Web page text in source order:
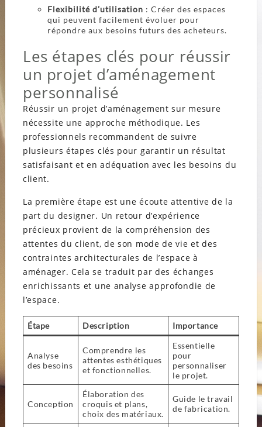
Flexibilité d’utilisation : Créer des espaces
qui peuvent facilement évoluer pour
répondre aux besoins futurs des acheteurs.
Les étapes clés pour réussir
un projet d’aménagement
personnalisé
Réussir un projet d’aménagement sur mesure
nécessite une approche méthodique. Les
professionnels recommandent de suivre
plusieurs étapes clés pour garantir un résultat
satisfaisant et en adéquation avec les besoins du
client.
La première étape est une écoute attentive de la
part du designer. Un retour d’expérience
précieux provient de la compréhension des
attentes du client, de son mode de vie et des
contraintes architecturales de l’espace à
aménager. Cela se traduit par des échanges
enrichissants et une analyse approfondie de
l’espace.
Étape Description Importance
Analyse
des besoins
Comprendre les
attentes esthétiques
et fonctionnelles.
Essentielle
pour
personnaliser
le projet.
Conception
Élaboration des
croquis et plans,
choix des matériaux.
Guide le travail
de fabrication.